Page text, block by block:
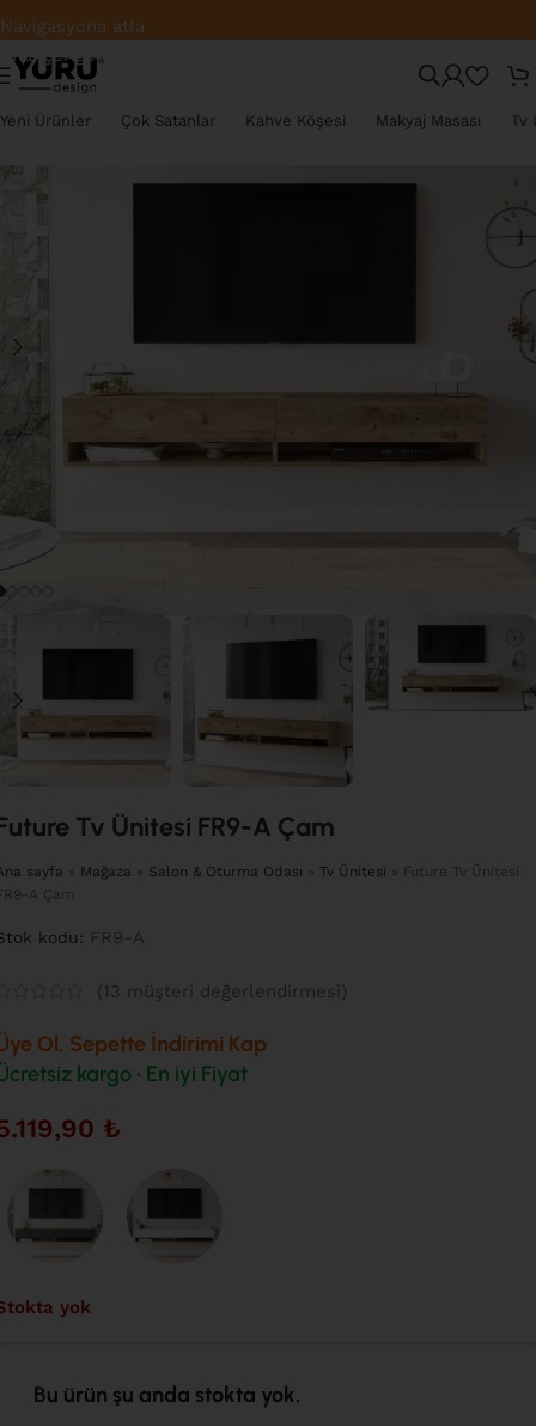
Navigasyona atla
Ana içeriğe atla
Yeni Ürünler Çok Satanlar Kahve Köşesi Makyaj Masası Tv
Tv Ünitesi FR9-A Çam
sayfa » Mağaza » Salon & Oturma Odası » Tv Ünitesi »
Future Tv Ünitesi
A Çam
kodu: FR9-A
( 13 müşteri değerlendirmesi)
Ol, Sepette İndirimi Kap
kargo • En iyi Fiyat
₺
yok
Bu ürün şu anda stokta yok.